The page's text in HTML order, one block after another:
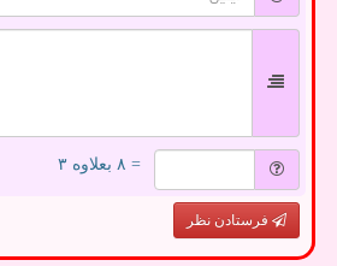
= ۸ بعلاوه ۳
فرستادن نظر